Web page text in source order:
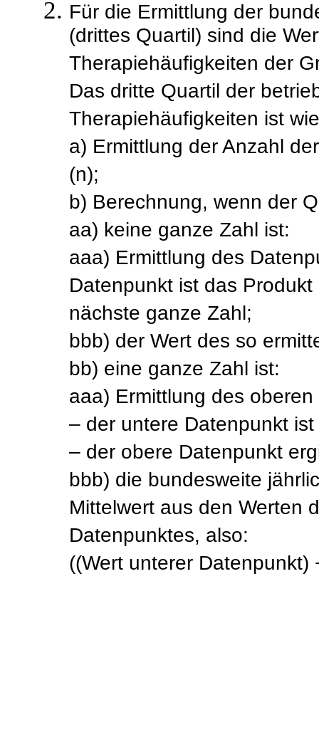
Für die Ermittlung der
(drittes Quartil) sind die
Therapiehäufigkeiten der
Das dritte Quartil der
Therapiehäufigkeiten ist
a) Ermittlung der Anzahl
(n);
b) Berechnung, wenn der
aa) keine ganze Zahl ist:
aaa) Ermittlung des
Datenpunkt ist das
nächste ganze Zahl;
bbb) der Wert des so
bb) eine ganze Zahl ist:
aaa) Ermittlung des
– der untere Datenpunkt
– der obere Datenpunkt
bbb) die bundesweite
Mittelwert aus den Werten
Datenpunktes, also:
((Wert unterer